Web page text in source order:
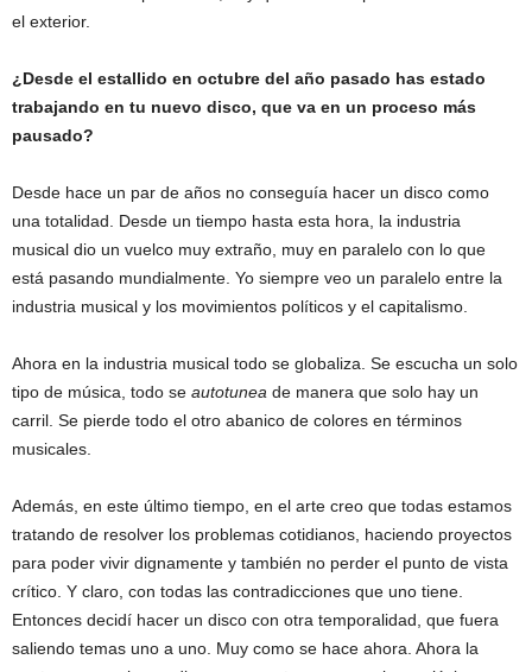
el exterior.
¿Desde el estallido en octubre del año pasado has estado
trabajando en tu nuevo disco, que va en un proceso más
pausado?
Desde hace un par de años no conseguía hacer un disco como
una totalidad. Desde un tiempo hasta esta hora, la industria
musical dio un vuelco muy extraño, muy en paralelo con lo que
está pasando mundialmente. Yo siempre veo un paralelo entre la
industria musical y los movimientos políticos y el capitalismo.
Ahora en la industria musical todo se globaliza. Se escucha un solo
tipo de música, todo se autotunea de manera que solo hay un
carril. Se pierde todo el otro abanico de colores en términos
musicales.
Además, en este último tiempo, en el arte creo que todas estamos
tratando de resolver los problemas cotidianos, haciendo proyectos
para poder vivir dignamente y también no perder el punto de vista
crítico. Y claro, con todas las contradicciones que uno tiene.
Entonces decidí hacer un disco con otra temporalidad, que fuera
saliendo temas uno a uno. Muy como se hace ahora. Ahora la